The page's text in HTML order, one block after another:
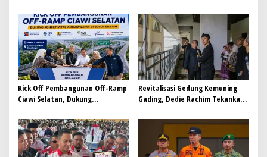
Segar
Kick Off Pembangunan Off-Ramp
Ciawi Selatan, Dukung
Bogor Selatan
Revitalisasi Gedung Kemuning
Gading, Dedie Rachim Tekankan